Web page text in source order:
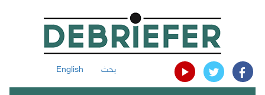
بحث English